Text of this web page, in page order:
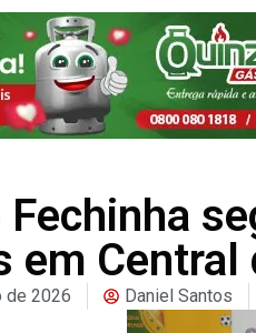
Fechinha
em Central
de 2026 Daniel Santos